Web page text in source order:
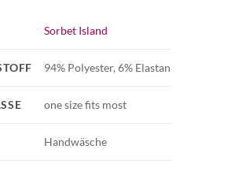
Handwäsche
Sorbet Island
94% Polyester, 6% Elastan
one size fits most